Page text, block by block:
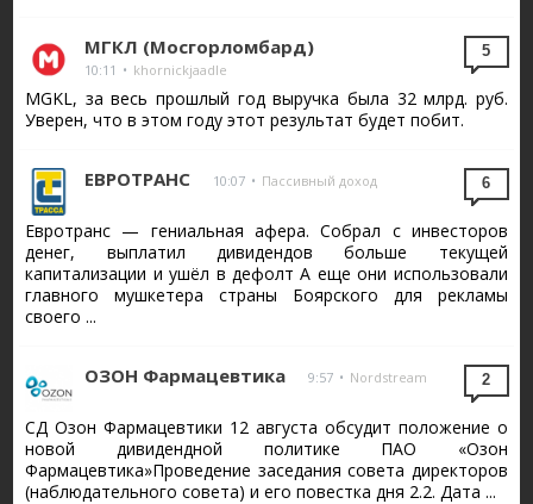
МГКЛ (Мосгорломбард)
10:11 • khornickjaadle
MGKL, за весь прошлый год выручка была 32 млрд. руб.
Уверен, что в этом году этот результат будет побит.
5
ЕВРОТРАНС 10:07 • Пассивный доход
Евротранс — гениальная афера. Собрал с инвесторов
денег, выплатил дивидендов больше текущей
капитализации и ушёл в дефолт А еще они использовали
главного мушкетера страны Боярского для рекламы
своего ...
6
ОЗОН Фармацевтика 9:57 • Nordstream
СД Озон Фармацевтики 12 августа обсудит положение о
новой дивидендной политике ПАО «Озон
Фармацевтика»Проведение заседания совета директоров
(наблюдательного совета) и его повестка дня 2.2. Дата ...
2